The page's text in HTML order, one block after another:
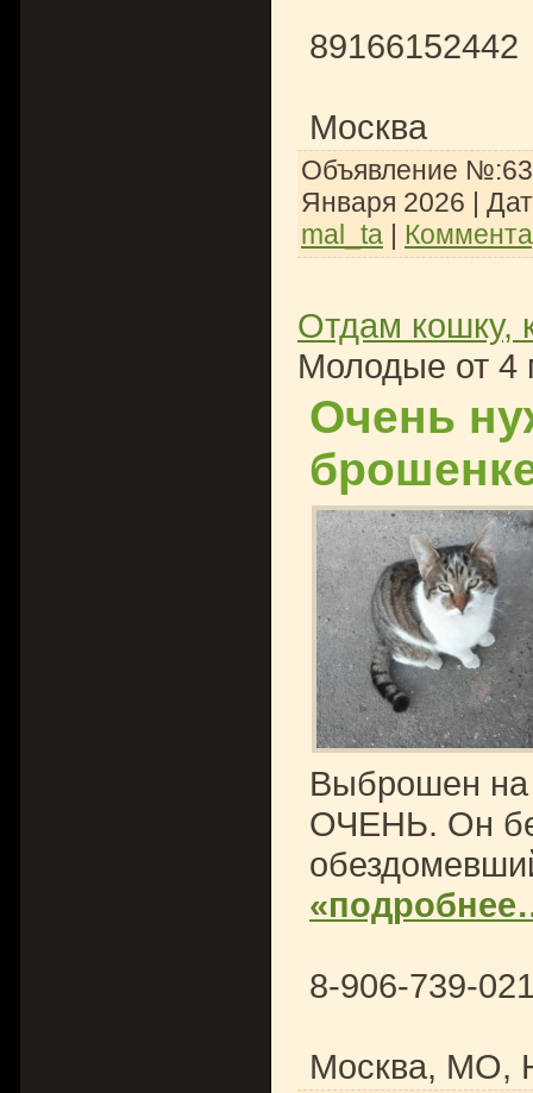
89166152442
Москва
Объявление
Января 2026 |
mal_ta |
Отдам кошку,
Молодые от 4
Очень
Выброшен на
ОЧЕНЬ. Он
8-906-739-
Москва, МО,